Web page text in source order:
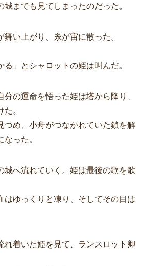
までも見てしまったのだった。
い上がり、糸が宙に散った。
る」とシャロットの姫は叫んだ。
の運命を悟った姫は塔から降り、
。
つめ、小舟がつながれていた鎖を解
った。
城へ流れていく。姫は最後の歌を歌
はゆっくりと凍り、そしてその目は
れ着いた姫を見て、ランスロット卿